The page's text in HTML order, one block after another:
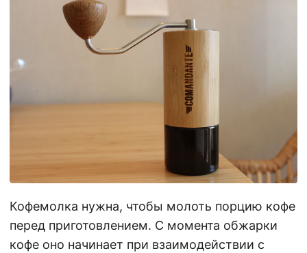
Кофемолка нужна, чтобы молоть порцию кофе
перед приготовлением. С момента обжарки
кофе оно начинает при взаимодействии с